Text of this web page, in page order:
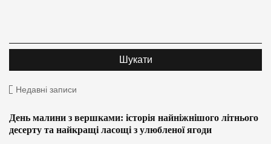
Недавні записи
День малини з вершками: історія найніжнішого літнього
десерту та найкращі ласощі з улюбленої ягоди